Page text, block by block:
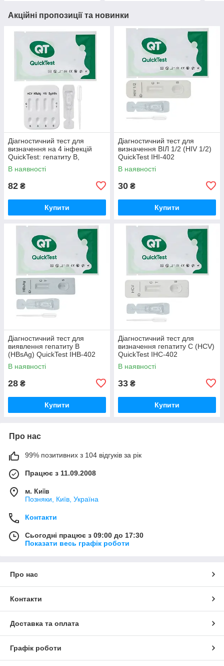
Акційні пропозиції та новинки
Діагностичний тест для
визначення на 4 інфекцій
QuickTest: гепатиту В,
сифілісу, ВІЛ, гепатиту С,
IHS-404
В наявності
82 ₴
Купити
Діагностичний тест для
визначення ВІЛ 1/2 (HIV 1/2)
QuickTest IHI-402
В наявності
30 ₴
Купити
Діагностичний тест для
виявлення гепатиту B
(HBsAg) QuickTest IHB-402
В наявності
28 ₴
Купити
Діагностичний тест для
визначення гепатиту C (HCV)
QuickTest IHC-402
В наявності
33 ₴
Купити
Про нас
99% позитивних з 104 відгуків за рік
Працює з 11.09.2008
м. Київ
Позняки, Київ, Україна
Контакти
Сьогодні працює з 09:00 до 17:30
Показати весь графік роботи
Про нас
Контакти
Доставка та оплата
Графік роботи